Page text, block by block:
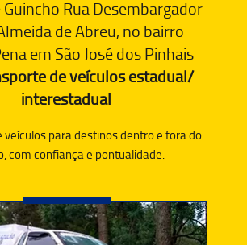
Rua Desembargador
de Abreu, no bairro
em São José dos Pinhais
de veículos estadual/
interestadual
veículos para destinos dentro e fora do
com confiança e pontualidade.